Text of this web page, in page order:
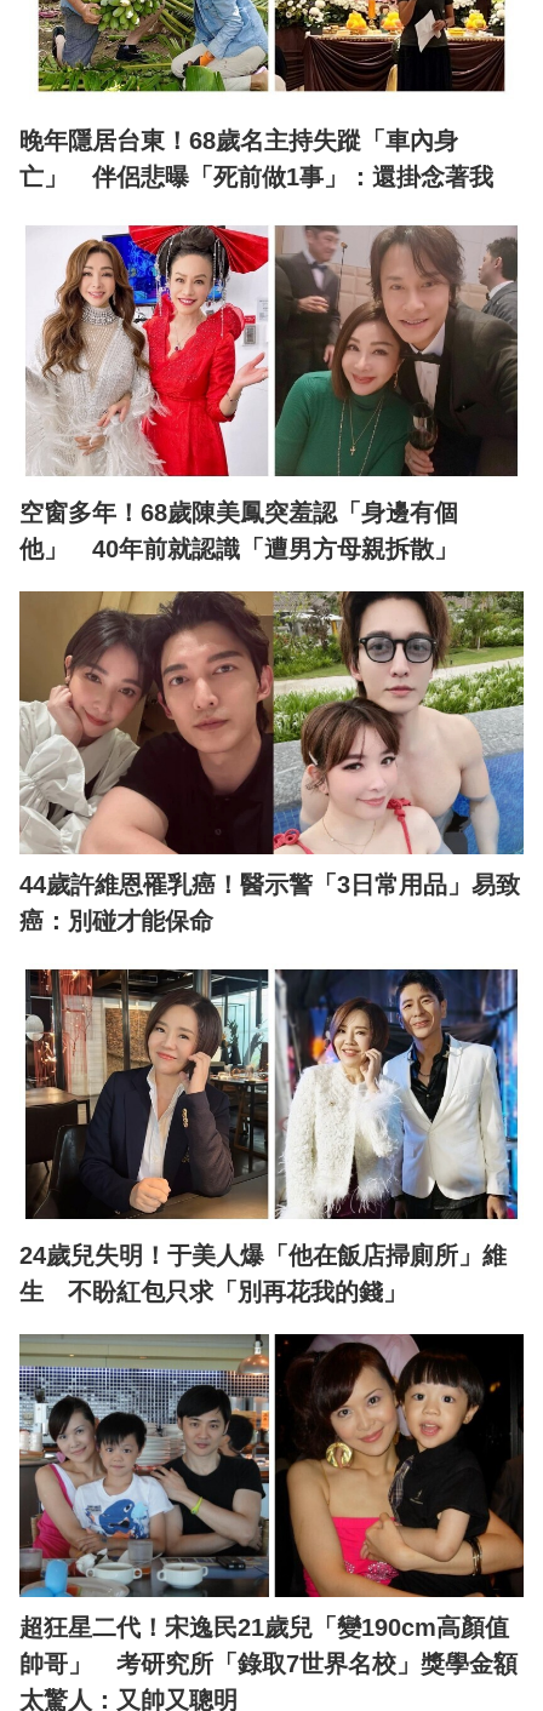
晚年隱居台東！68歲名主持失蹤「車內身
亡」 伴侶悲曝「死前做1事」：還掛念著我
空窗多年！68歲陳美鳳突羞認「身邊有個
他」 40年前就認識「遭男方母親拆散」
44歲許維恩罹乳癌！醫示警「3日常用品」易致
癌：別碰才能保命
24歲兒失明！于美人爆「他在飯店掃廁所」維
生 不盼紅包只求「別再花我的錢」
超狂星二代！宋逸民21歲兒「變190cm高顏值
帥哥」 考研究所「錄取7世界名校」獎學金額
太驚人：又帥又聰明